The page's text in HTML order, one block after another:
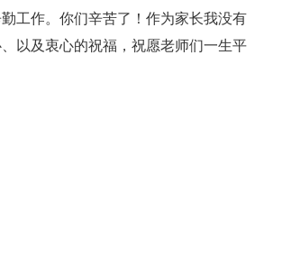
工作。你们辛苦了！作为家长我没有
以及衷心的祝福，祝愿老师们一生平